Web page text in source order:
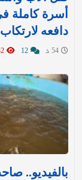
أسرة كاملة
دافعه
بالفيديو..